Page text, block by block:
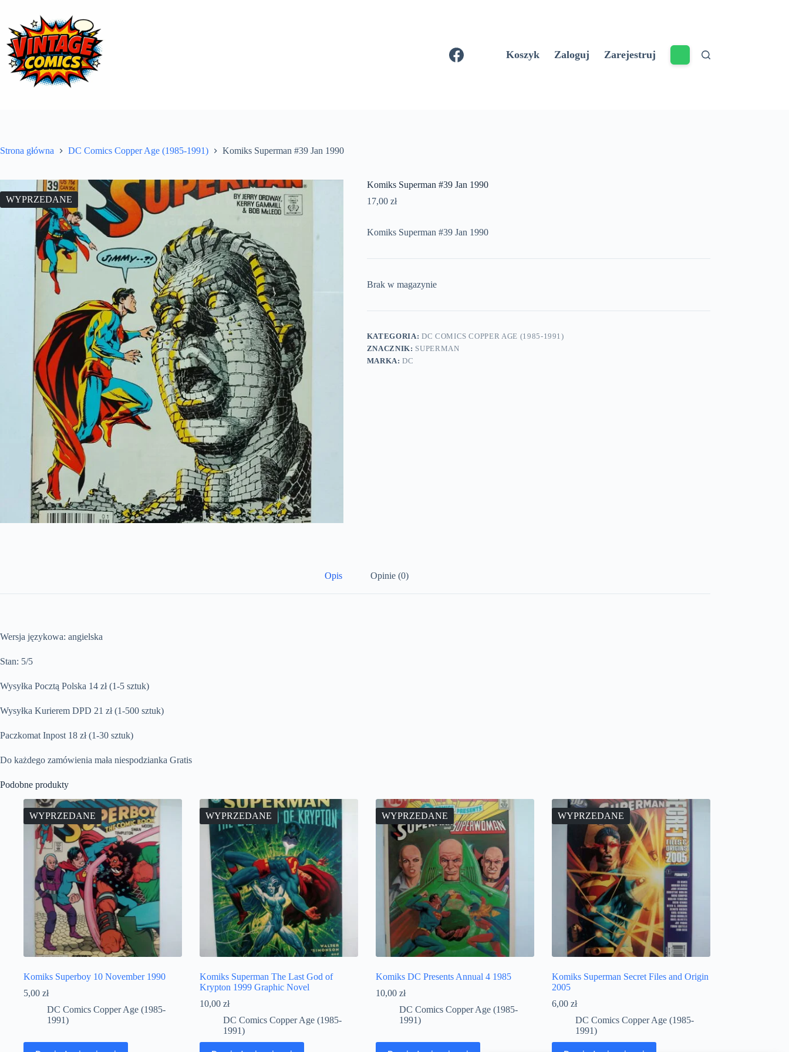
treści
Koszyk Zaloguj Zarejestruj
Strona główna DC Comics Copper Age (1985-1991) Komiks Superman #39 Jan 1990
WYPRZEDANE
Komiks Superman #39 Jan 1990
17,00 zł
Komiks Superman #39 Jan 1990
Brak w magazynie
KATEGORIA: DC COMICS COPPER AGE (1985-1991)
ZNACZNIK: SUPERMAN
MARKA:DC
Opis Opinie (0)
Wersja językowa: angielska
Stan: 5/5
Wysyłka Pocztą Polska 14 zł (1-5 sztuk)
Wysyłka Kurierem DPD 21 zł (1-500 sztuk)
Paczkomat Inpost 18 zł (1-30 sztuk)
Do każdego zamówienia mała niespodzianka Gratis
Podobne produkty
WYPRZEDANE
Komiks Superboy 10 November 1990
5,00 zł
DC Comics Copper Age (1985-
1991)
WYPRZEDANE
Komiks Superman The Last God of
Krypton 1999 Graphic Novel
10,00 zł
DC Comics Copper Age (1985-
1991)
WYPRZEDANE
Komiks DC Presents Annual 4 1985
10,00 zł
DC Comics Copper Age (1985-
1991)
WYPRZEDANE
Komiks Superman Secret Files and Origin
2005
6,00 zł
DC Comics Copper Age (1985-
1991)